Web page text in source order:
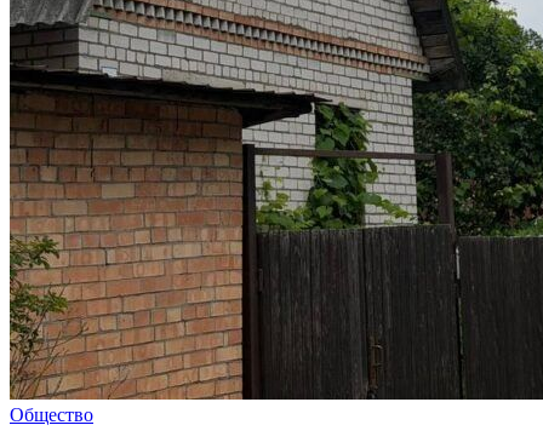
Общество